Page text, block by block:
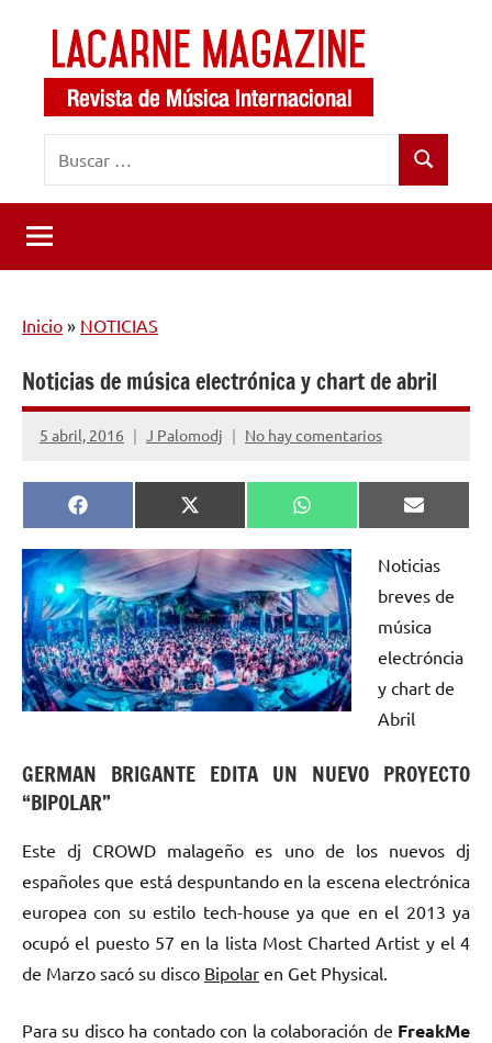
contenido
LaCarne
Magazine
de
música
internacional
Buscar
Inicio » NOTICIAS
Noticias de música electrónica y chart de abril
5 abril, 2016 J Palomodj No hay comentarios
Compartir
en
Facebook
Compartir
en
X
(Twitter)
Compartir
en
WhatsApp
en
Email
Noticias
breves de
música
electróncia
y chart de
Abril
GERMAN BRIGANTE EDITA UN NUEVO PROYECTO
“BIPOLAR”
Este dj CROWD malageño es uno de los nuevos dj
españoles que está despuntando en la escena electrónica
europea con su estilo tech-house ya que en el 2013 ya
ocupó el puesto 57 en la lista Most Charted Artist y el 4
de Marzo sacó su disco Bipolar en Get Physical.
Para su disco ha contado con la colaboración de FreakMe